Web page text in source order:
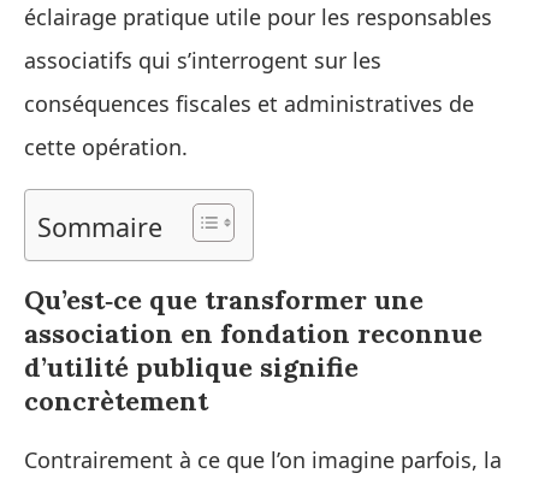
éclairage pratique utile pour les responsables
associatifs qui s’interrogent sur les
conséquences fiscales et administratives de
cette opération.
Sommaire
Qu’est‑ce que transformer une
association en fondation reconnue
d’utilité publique signifie
concrètement
Contrairement à ce que l’on imagine parfois, la